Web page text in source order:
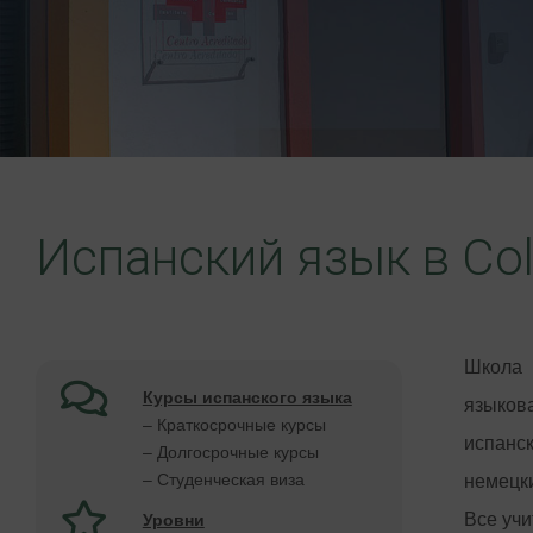
Испанский язык в
Курсы испанского языка
– Краткосрочные курсы
– Долгосрочные курсы
– Студенческая виза
Уровни
Все